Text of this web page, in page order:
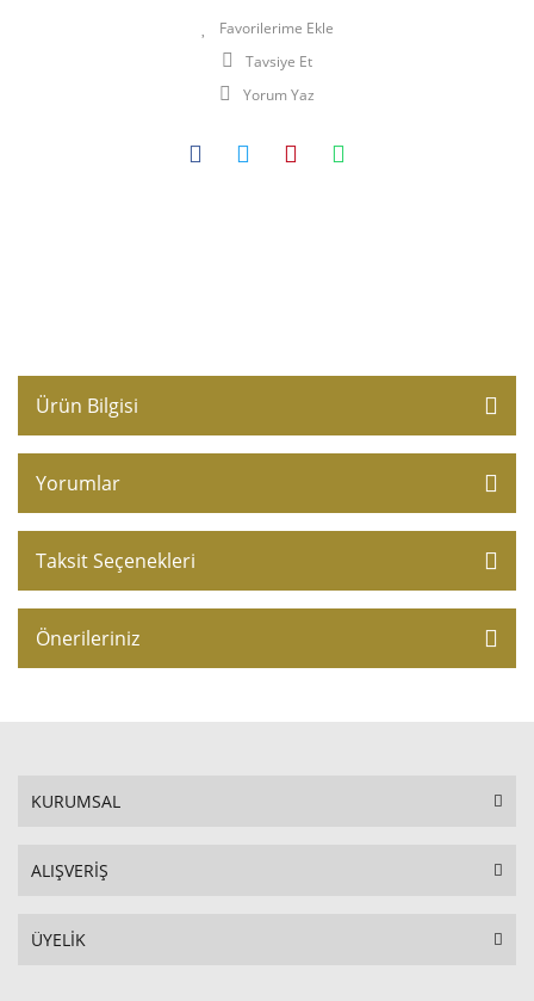
Tavsiye Et
Yorum Yaz
Ürün Bilgisi
Yorumlar
Taksit Seçenekleri
Önerileriniz
KURUMSAL
ALIŞVERİŞ
ÜYELİK